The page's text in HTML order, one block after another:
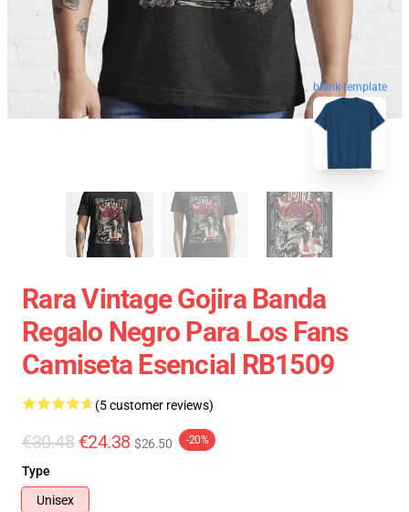
blank template
Rara Vintage Gojira Banda
Regalo Negro Para Los Fans
Camiseta Esencial RB1509
(5 customer reviews)
€30.48 €24.38 $26.50 -20%
Type
Unisex